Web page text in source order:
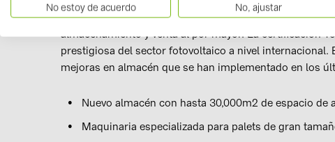
El sello se concede anualmente desde 2010 en las
almacenamiento y venta al por mayor. La certificación
prestigiosa del sector fotovoltaico a nivel
mejoras en almacén que se han implementado en los
Nuevo almacén con hasta 30,000m2 de espacio de
Maquinaria especializada para palets de gran
No estoy de acuerdo No, ajustar